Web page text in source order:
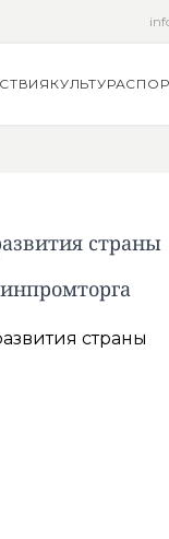
КУЛЬТУРА
страны